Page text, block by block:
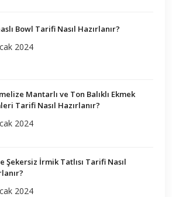
Bowl Tarifi Nasıl Hazırlanır?
2024
Mantarlı ve Ton Balıklı Ekmek
Tarifi Nasıl Hazırlanır?
2024
Şekersiz İrmik Tatlısı Tarifi Nasıl
2024